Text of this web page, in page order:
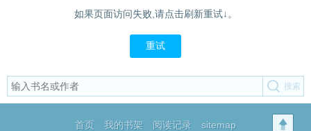
如果页面访问失败,请点击刷新重试↓。
重试
首页 我的书架 阅读记录 sitemap